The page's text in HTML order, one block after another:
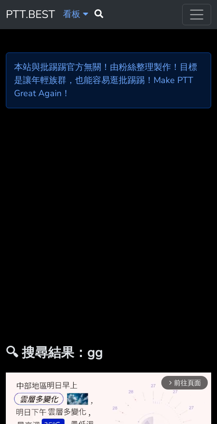
PTT.BEST 看板
本站與批踢踢官方無關！由粉絲整理製作！目標
是讓年輕族群，也能容易逛批踢踢！Make PTT
Great Again！
🔍 搜尋結果：gg
arrow_forward_ios 前往頁面